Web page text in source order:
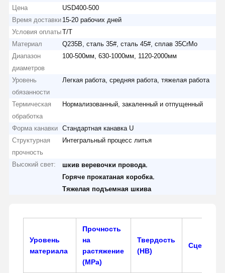
Цена
USD400-500
Время доставки 15-20 рабочих дней
Условия оплатыТ/Т
Материал
Q235B, сталь 35#, сталь 45#, сплав 35CrMo
Диапазон
диаметров
100-500мм, 630-1000мм, 1120-2000мм
Уровень
обязанности
Легкая работа, средняя работа, тяжелая работа
Термическая
обработка
Нормализованный, закаленный и отпущенный
Форма канавки
Стандартная канавка U
Структурная
прочность
Интегральный процесс литья
Высокий свет: шкив веревочки провода
Горяче прокатаная коробка
Тяжелая подъемная шкива
Уровень
материала
Прочность
на
растяжение
(MPa)
Твердость
(HB)
Сценарий